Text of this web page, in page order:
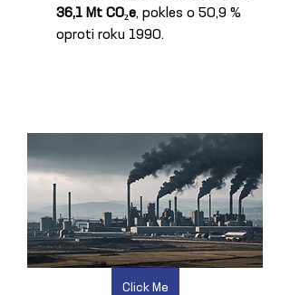
36,1 Mt CO₂e, pokles o 50,9 %
oproti roku 1990.
Click Me